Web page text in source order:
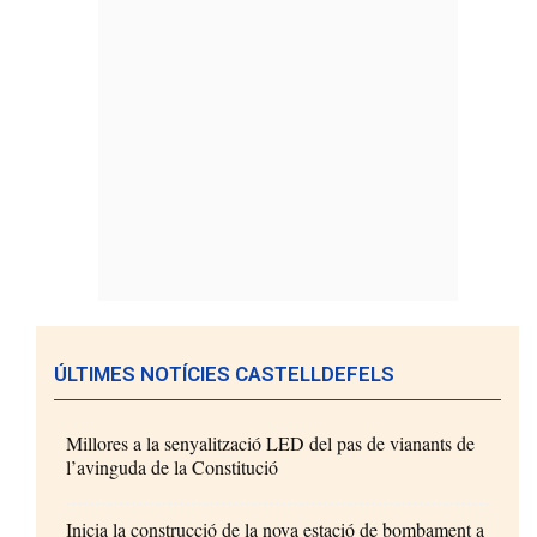
ÚLTIMES NOTÍCIES CASTELLDEFELS
Millores a la senyalització LED del pas de vianants de
l’avinguda de la Constitució
Inicia la construcció de la nova estació de bombament a